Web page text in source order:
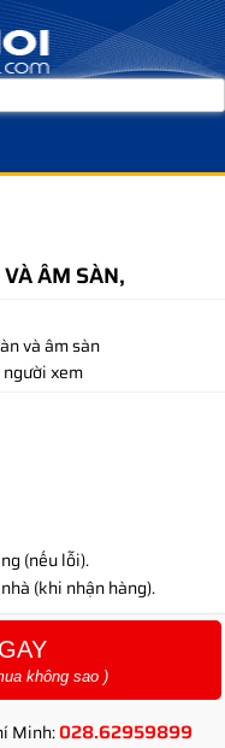
ÂM SÀN,
và âm sàn
xem
(nếu lỗi).
(khi nhận hàng).
không sao )
Minh:028.62959899